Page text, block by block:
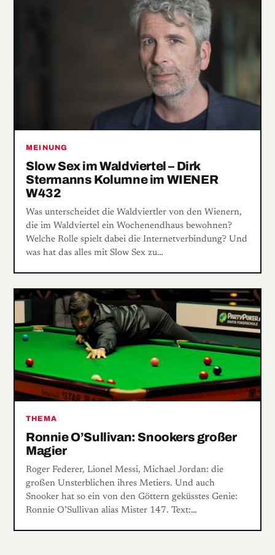
MEINUNG
Slow Sex im Waldviertel – Dirk
Stermanns Kolumne im WIENER
W432
Was unterscheidet die Waldviertler von den Wienern,
die im Waldviertel ein Wochenendhaus bewohnen?
Welche Rolle spielt dabei die Internetverbindung? Und
was hat das alles mit Slow Sex zu…
THEMA
Ronnie O’Sullivan: Snookers großer
Magier
Roger Federer, Lionel Messi, Michael Jordan: die
großen Unsterblichen ihres Metiers. Und auch
Snooker hat so ein von den Göttern geküsstes Genie:
Ronnie O’Sullivan alias Mister 147. Text:…